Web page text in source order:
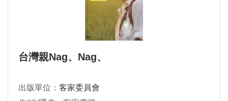
台灣親Nag、Nag、
出版單位： 客家委員會